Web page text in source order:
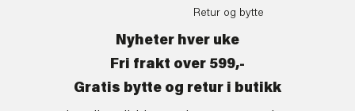
Retur og bytte
Nyheter hver uke
Fri frakt over 599,-
Gratis bytte og retur i butikk